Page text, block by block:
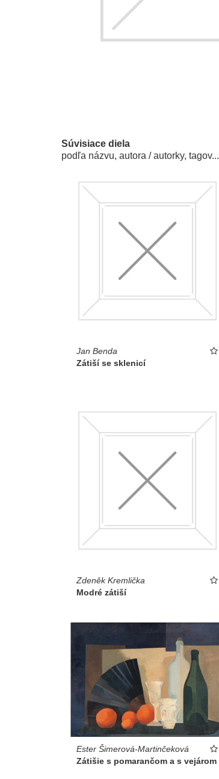
Súvisiace diela
podľa názvu, autora / autorky, tagov...
Jan Benda
Zátiší se sklenicí
Zdeněk Kremlička
Modré zátiší
Ester Šimerová-Martinčeková
Zátišie s pomarančom a s vejárom